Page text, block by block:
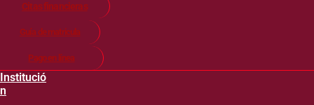
Citas financieras
Guía de matricula
Pago en línea
Institució
n